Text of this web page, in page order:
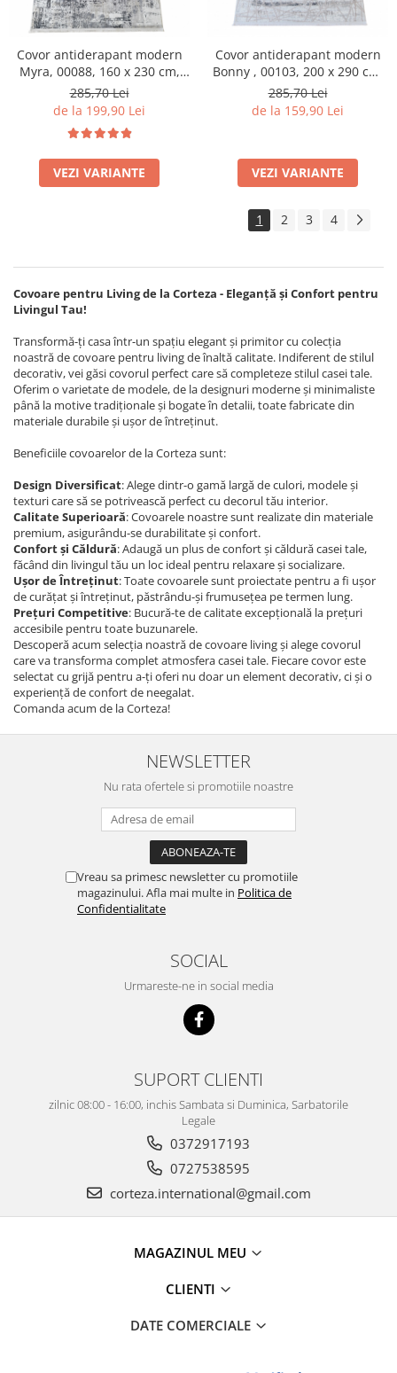
Covor antiderapant modern
Myra, 00088, 160 x 230 cm,
Gri Inchis Bej, Grosime 5mm
285,70 Lei
de la 199,90 Lei
VEZI VARIANTE
Covor antiderapant modern
Bonny , 00103, 200 x 290 cm,
Crem Gri, Grosime 5mm
285,70 Lei
de la 159,90 Lei
VEZI VARIANTE
1 2 3 4
Covoare pentru Living de la Corteza - Eleganță și Confort pentru
Livingul Tau!
Transformă-ți casa într-un spațiu elegant și primitor cu colecția
noastră de covoare pentru living de înaltă calitate. Indiferent de stilul
decorativ, vei găsi covorul perfect care să completeze stilul casei tale.
Oferim o varietate de modele, de la designuri moderne și minimaliste
până la motive tradiționale și bogate în detalii, toate fabricate din
materiale durabile și ușor de întreținut.
Beneficiile covoarelor de la Corteza sunt:
Design Diversificat: Alege dintr-o gamă largă de culori, modele și
texturi care să se potrivească perfect cu decorul tău interior.
Calitate Superioară: Covoarele noastre sunt realizate din materiale
premium, asigurându-se durabilitate și confort.
Confort și Căldură: Adaugă un plus de confort și căldură casei tale,
făcând din livingul tău un loc ideal pentru relaxare și socializare.
Ușor de Întreținut: Toate covoarele sunt proiectate pentru a fi ușor
de curățat și întreținut, păstrându-și frumusețea pe termen lung.
Prețuri Competitive: Bucură-te de calitate excepțională la prețuri
accesibile pentru toate buzunarele.
Descoperă acum selecția noastră de covoare living și alege covorul
care va transforma complet atmosfera casei tale. Fiecare covor este
selectat cu grijă pentru a-ți oferi nu doar un element decorativ, ci și o
experiență de confort de neegalat.
Comanda acum de la Corteza!
NEWSLETTER
Nu rata ofertele si promotiile noastre
Vreau sa primesc newsletter cu promotiile
magazinului. Afla mai multe in Politica de
Confidentialitate
SOCIAL
Urmareste-ne in social media
SUPORT CLIENTI
zilnic 08:00 - 16:00, inchis Sambata si Duminica, Sarbatorile
Legale
0372917193
0727538595
corteza.international@gmail.com
MAGAZINUL MEU
CLIENTI
DATE COMERCIALE